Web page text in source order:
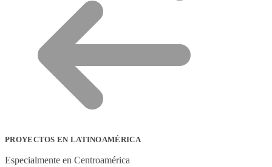
PROYECTOS EN LATINOAMÉRICA
Especialmente en Centroamérica